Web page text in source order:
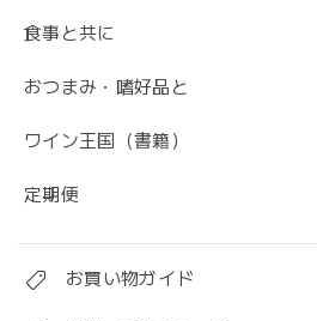
食事と共に
おつまみ・嗜好品と
ワイン王国（書籍）
定期便
お買い物ガイド